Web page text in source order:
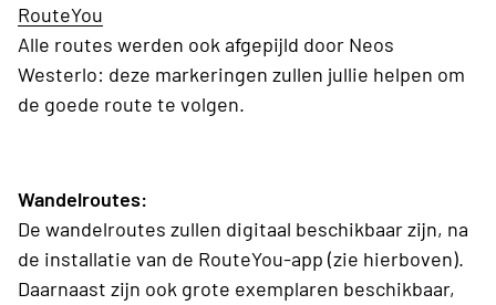
RouteYou
Alle routes werden ook afgepijld door Neos
Westerlo: deze markeringen zullen jullie helpen om
de goede route te volgen.
Wandelroutes:
De wandelroutes zullen digitaal beschikbaar zijn, na
de installatie van de RouteYou-app (zie hierboven).
Daarnaast zijn ook grote exemplaren beschikbaar,